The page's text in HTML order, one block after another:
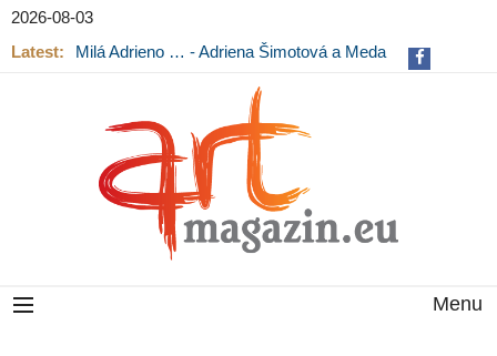
2026-08-03
Latest:
Milá Adrieno … - Adriena Šimotová a Meda
Menu